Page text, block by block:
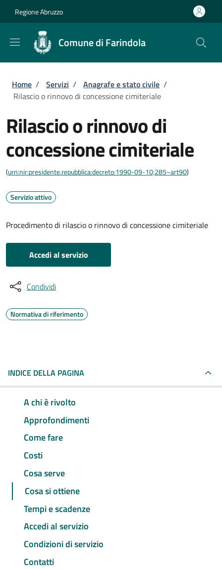
Regione Abruzzo
Comune di Farindola
Briciole di pane
Home / Servizi / Anagrafe e stato civile /
Rilascio o rinnovo di concessione cimiteriale
Rilascio o rinnovo di
concessione cimiteriale
(urn:nir:presidente.repubblica:decreto:1990-09-10;285~art90)
Servizio attivo
Procedimento di rilascio o rinnovo di concessione cimiteriale
Accedi al servizio
Condividi
Normativa di riferimento
INDICE DELLA PAGINA
A chi è rivolto
Approfondimenti
Come fare
Costi
Cosa serve
Cosa si ottiene
Tempi e scadenze
Accedi al servizio
Condizioni di servizio
Contatti